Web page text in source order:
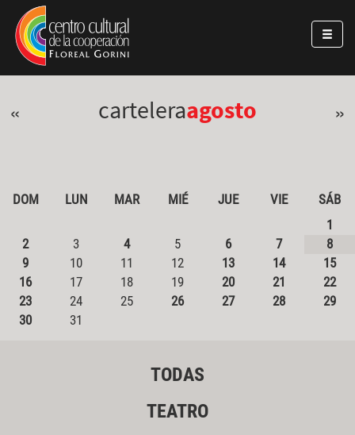
Pasar al contenido principal
Jump to main content
« carteleraagosto »
DOM LUN MAR MIÉ JUE VIE
SÁB
1
2
3 4 5 6 7
8
9
10 11 12 13 14
15
16
17 18 19 20 21
22
23
24 25 26 27 28
29
30
31
TODAS
TEATRO